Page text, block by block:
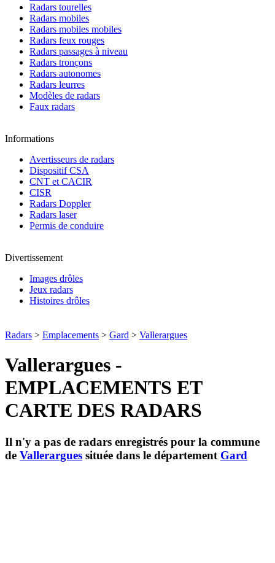
Radars tourelles
Radars mobiles
Radars mobiles mobiles
Radars feux rouges
Radars passages à niveau
Radars tronçons
Radars autonomes
Radars leurres
Modèles de radars
Faux radars
Informations
Avertisseurs de radars
Dispositif CSA
CNT et CACIR
CISR
Radars Doppler
Radars laser
Permis de conduire
Divertissement
Images drôles
Jeux radars
Histoires drôles
Radars > Emplacements > Gard > Vallerargues
Vallerargues -
EMPLACEMENTS ET
CARTE DES RADARS
Il n'y a pas de radars enregistrés pour la commune
de Vallerargues située dans le département Gard